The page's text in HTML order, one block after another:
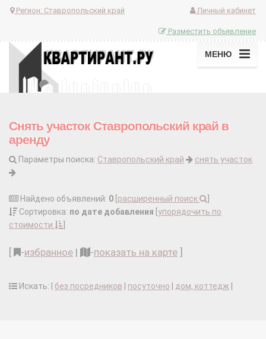
Регион: Ставропольский край Личный кабинет
Разместить объявление
МЕНЮ
Снять участок Ставропольский край в
аренду
Параметры поиска: Ставропольский край снять участок
Найдено объявлений: 0 расширенный поиск
Сортировка: по дате добавления упорядочить по
стоимости
-избранное | -показать на карте
Искать: | без посредников посуточно дом, коттедж